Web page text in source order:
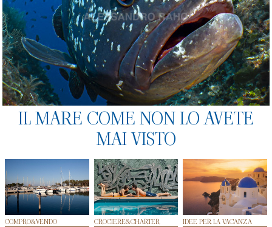
IL MARE COME NON LO AVETE
MAI VISTO
COMPRO&VENDO CROCIERE&CHARTER IDEE PER LA VACANZA